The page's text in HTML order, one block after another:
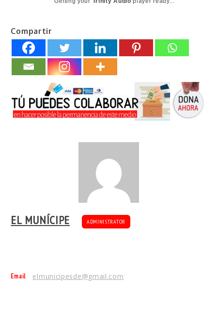
Compartir
EL MUNÍCIPE ADMINISTRATOR
Email elmunicipesde@gmail.com